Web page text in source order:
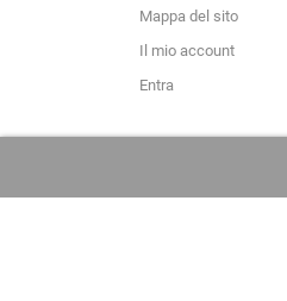
Mappa del sito
Il mio account
Entra